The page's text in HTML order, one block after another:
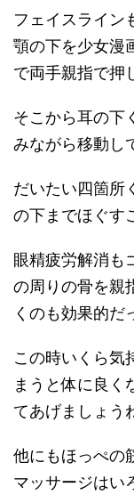
フェイスライン
顎の下を少女漫
で両手親指で押
そこから耳の下
みながら移動し
だいたい四箇所
の下までほぐす
眼精疲労解消も
の周りの骨を親
くのも効果的だ
この時いくら気
まうと体に良く
てあげましょう
他にもほっぺの
マッサージはい